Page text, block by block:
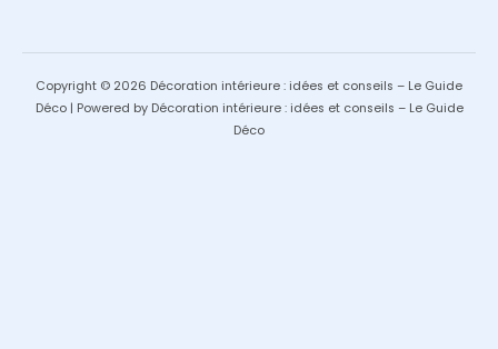
Copyright © 2026 Décoration intérieure : idées et conseils – Le Guide
Déco | Powered by Décoration intérieure : idées et conseils – Le Guide
Déco